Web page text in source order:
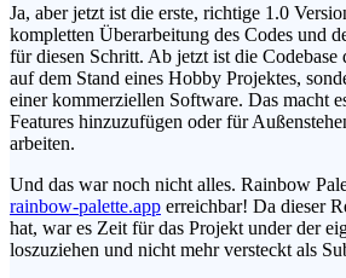
Ja, aber jetzt ist die erste, richtige 1.0
kompletten Überarbeitung des Codes und
für diesen Schritt. Ab jetzt ist die Codebase
auf dem Stand eines Hobby Projektes,
einer kommerziellen Software. Das macht
Features hinzuzufügen oder für
arbeiten.
Und das war noch nicht alles. Rainbow
rainbow-palette.app erreichbar! Da dieser
hat, war es Zeit für das Projekt under der
loszuziehen und nicht mehr versteckt als